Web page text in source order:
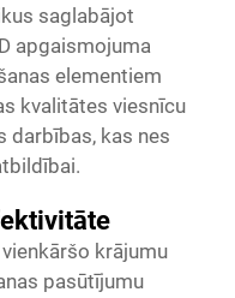
saglabājot
apgaismojuma
elementiem
kvalitātes viesnīcu
darbības, kas nes
krājumu
pasūtījumu